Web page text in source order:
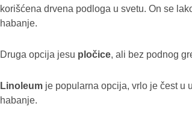
korišćena drvena podloga u svetu. On se
habanje.
Druga opcija jesu pločice, ali bez podnog
Linoleum je popularna opcija, vrlo je čest u
habanje.